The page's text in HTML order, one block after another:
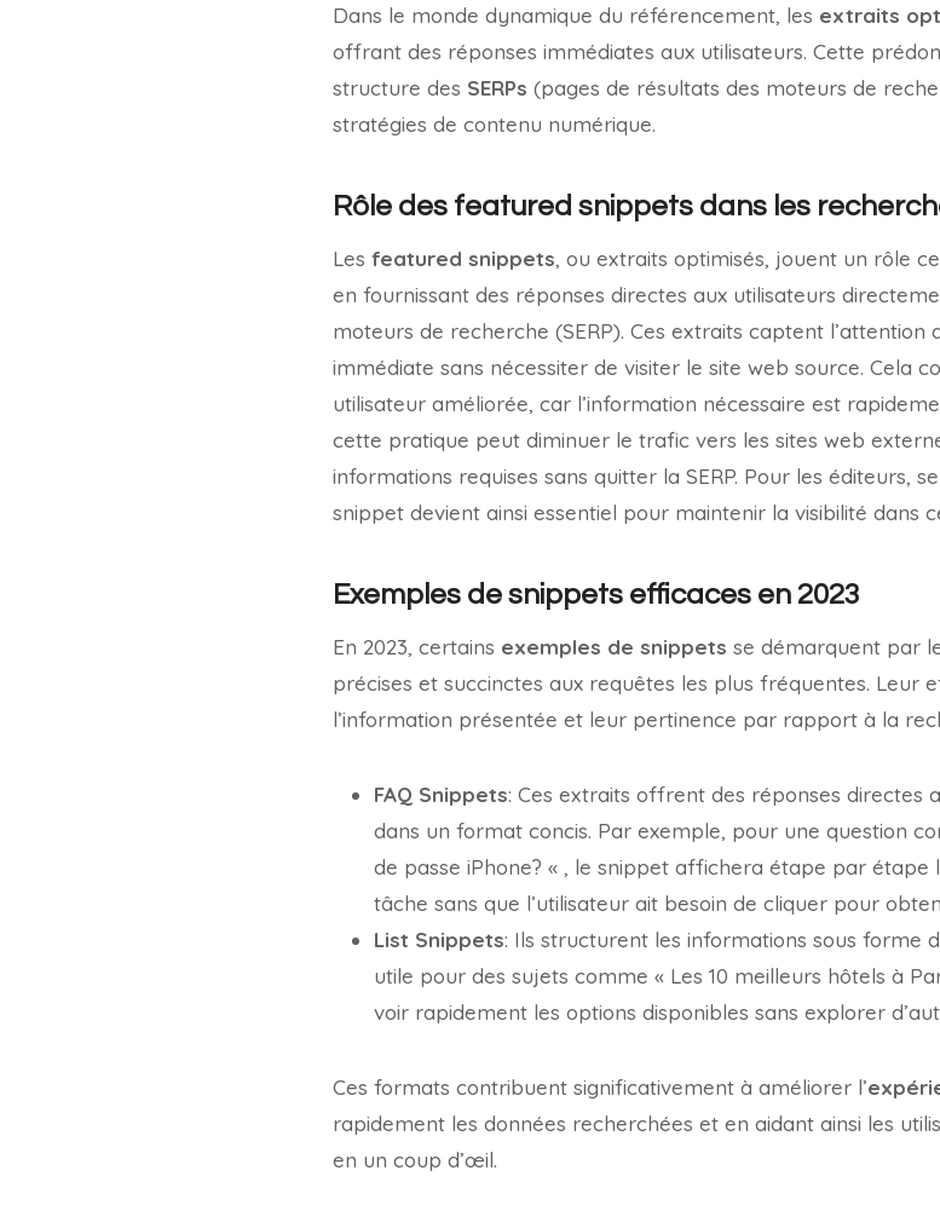
Dans le monde dynamique du référencement, les extraits
offrant des réponses immédiates aux utilisateurs. Cette
structure des SERPs (pages de résultats des moteurs de
stratégies de contenu numérique.
Rôle des featured snippets dans les
Les featured snippets, ou extraits optimisés, jouent un rôle
en fournissant des réponses directes aux utilisateurs
moteurs de recherche (SERP). Ces extraits captent
immédiate sans nécessiter de visiter le site web source. Cela
utilisateur améliorée, car l’information nécessaire est
cette pratique peut diminuer le trafic vers les sites web
informations requises sans quitter la SERP. Pour les éditeurs,
snippet devient ainsi essentiel pour maintenir la visibilité dans
Exemples de snippets efficaces en 2023
En 2023, certains exemples de snippets se démarquent par
précises et succinctes aux requêtes les plus fréquentes. Leur
l’information présentée et leur pertinence par rapport à la
FAQ Snippets: Ces extraits offrent des réponses directes
dans un format concis. Par exemple, pour une question
de passe iPhone? « , le snippet affichera étape par
tâche sans que l’utilisateur ait besoin de cliquer pour
List Snippets: Ils structurent les informations sous forme
utile pour des sujets comme « Les 10 meilleurs hôtels à
voir rapidement les options disponibles sans explorer
Ces formats contribuent significativement à améliorer l’
rapidement les données recherchées et en aidant ainsi les
en un coup d’œil.